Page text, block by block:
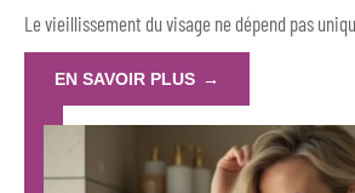
Le vieillissement du visage ne dépend pas
EN SAVOIR PLUS